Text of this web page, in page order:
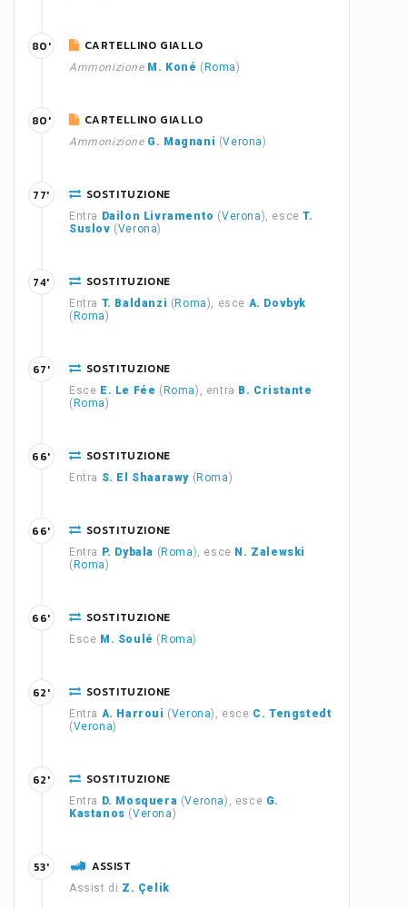
CARTELLINO GIALLO
Ammonizione M. Koné ( Roma)
80'
CARTELLINO GIALLO
Ammonizione G. Magnani (Verona)
80'
SOSTITUZIONE
Entra Dailon Livramento (Verona), esceT.
Suslov (Verona)
77'
SOSTITUZIONE
Entra T. Baldanzi ( Roma), esce A. Dovbyk
( Roma)
74'
SOSTITUZIONE
Esce E. Le Fée ( Roma), entra B. Cristante
( Roma)
67'
SOSTITUZIONE
Entra S. El Shaarawy ( Roma)
66'
SOSTITUZIONE
Entra P. Dybala ( Roma), esce N. Zalewski
( Roma)
66'
SOSTITUZIONE
Esce M. Soulé ( Roma)
66'
SOSTITUZIONE
Entra A. Harroui (Verona), esce C. Tengstedt
(Verona)
62'
SOSTITUZIONE
Entra D. Mosquera (Verona), esce G.
Kastanos (Verona)
62'
ASSIST
Assist di Z. Çelik
53'